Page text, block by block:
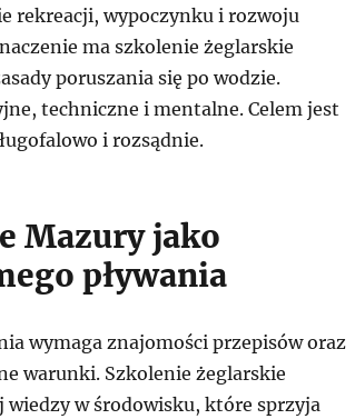
rekreacji, wypoczynku i rozwoju
ma szkolenie żeglarskie
poruszania się po wodzie.
techniczne i mentalne. Celem jest
i rozsądnie.
Mazury jako
pływania
wymaga znajomości przepisów oraz
warunki. Szkolenie żeglarskie
w środowisku, które sprzyja